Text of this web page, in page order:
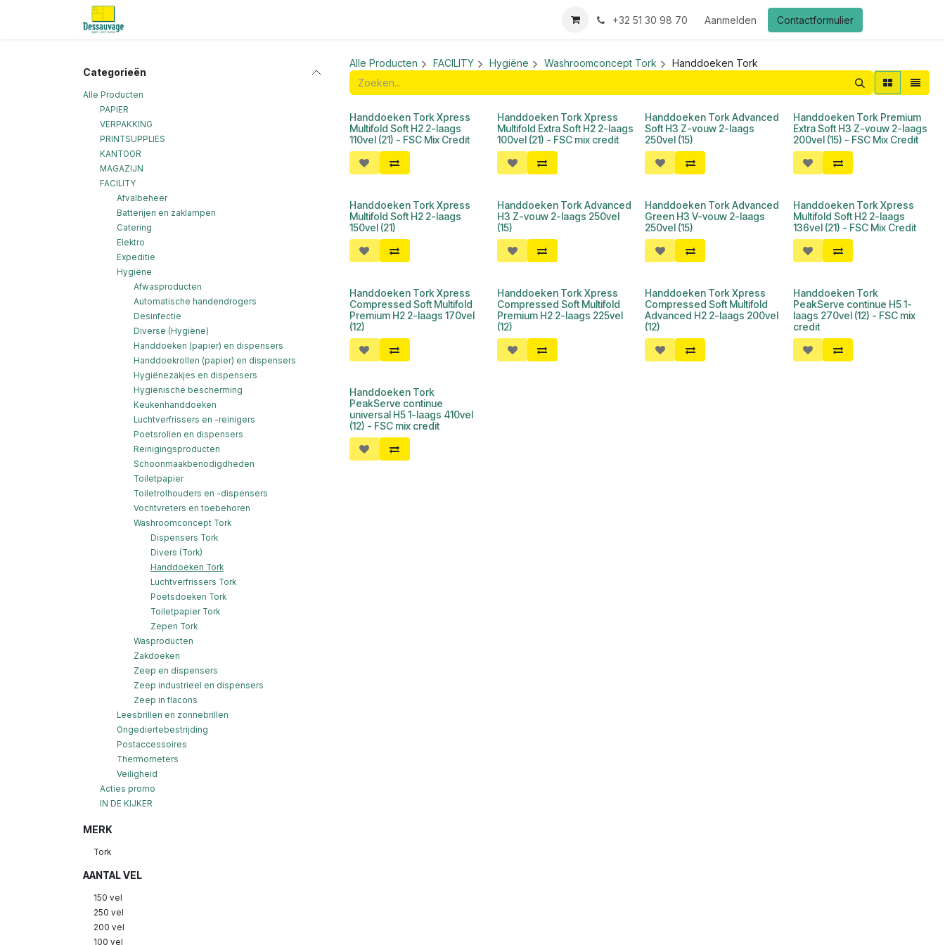
Overslaan naar inhoud
+32 51 30 98 70 Aanmelden Contactformulier
Categorieën
Alle Producten
PAPIER
VERPAKKING
PRINTSUPPLIES
KANTOOR
MAGAZIJN
FACILITY
Afvalbeheer
Batterijen en zaklampen
Catering
Elektro
Expeditie
Hygiëne
Afwasproducten
Automatische handendrogers
Desinfectie
Diverse (Hygiëne)
Handdoeken (papier) en dispensers
Handdoekrollen (papier) en dispensers
Hygiënezakjes en dispensers
Hygiënische bescherming
Keukenhanddoeken
Luchtverfrissers en -reinigers
Poetsrollen en dispensers
Reinigingsproducten
Schoonmaakbenodigdheden
Toiletpapier
Toiletrolhouders en -dispensers
Vochtvreters en toebehoren
Washroomconcept Tork
Dispensers Tork
Divers (Tork)
Handdoeken Tork
Luchtverfrissers Tork
Poetsdoeken Tork
Toiletpapier Tork
Zepen Tork
Wasproducten
Zakdoeken
Zeep en dispensers
Zeep industrieel en dispensers
Zeep in flacons
Leesbrillen en zonnebrillen
Ongediertebestrijding
Postaccessoires
Thermometers
Veiligheid
Acties promo
IN DE KIJKER
MERK
Tork
AANTAL VEL
150 vel
250 vel
200 vel
100 vel
Alle Producten FACILITY Hygiëne Washroomconcept Tork Handdoeken Tork
Handdoeken Tork Xpress
Multifold Soft H2 2-laags
110vel (21) - FSC Mix Credit
Handdoeken Tork Xpress
Multifold Extra Soft H2 2-laags
100vel (21) - FSC mix credit
Handdoeken Tork Advanced
Soft H3 Z-vouw 2-laags
250vel (15)
Handdoeken Tork Premium
Extra Soft H3 Z-vouw 2-laags
200vel (15) - FSC Mix Credit
Handdoeken Tork Xpress
Multifold Soft H2 2-laags
150vel (21)
Handdoeken Tork Advanced
H3 Z-vouw 2-laags 250vel
(15)
Handdoeken Tork Advanced
Green H3 V-vouw 2-laags
250vel (15)
Handdoeken Tork Xpress
Multifold Soft H2 2-laags
136vel (21) - FSC Mix Credit
Handdoeken Tork Xpress
Compressed Soft Multifold
Premium H2 2-laags 170vel
(12)
Handdoeken Tork Xpress
Compressed Soft Multifold
Premium H2 2-laags 225vel
(12)
Handdoeken Tork Xpress
Compressed Soft Multifold
Advanced H2 2-laags 200vel
(12)
Handdoeken Tork
PeakServe continue H5 1-
laags 270vel (12) - FSC mix
credit
Handdoeken Tork
PeakServe continue
universal H5 1-laags 410vel
(12) - FSC mix credit